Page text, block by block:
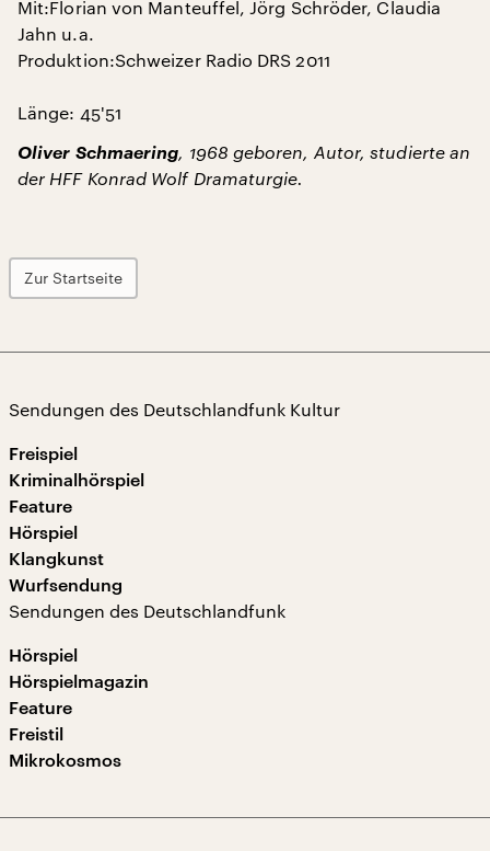
Mit:Florian von Manteuffel, Jörg Schröder, Claudia
Jahn u.a.
Produktion:Schweizer Radio DRS 2011
Länge: 45'51
Oliver Schmaering, 1968 geboren, Autor, studierte an
der HFF Konrad Wolf Dramaturgie.
Zur Startseite
Sendungen des Deutschlandfunk Kultur
Freispiel
Kriminalhörspiel
Feature
Hörspiel
Klangkunst
Wurfsendung
Sendungen des Deutschlandfunk
Hörspiel
Hörspielmagazin
Feature
Freistil
Mikrokosmos